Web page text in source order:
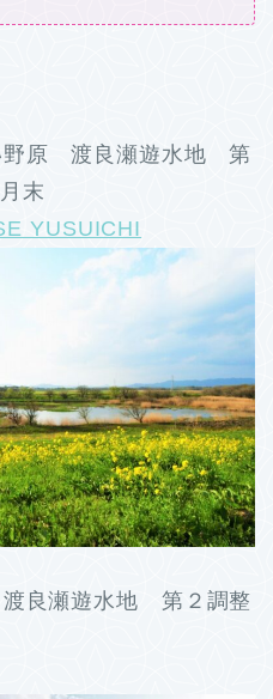
野原 渡良瀬遊水地 第
末
YUSUICHI
良瀬遊水地 第２調整